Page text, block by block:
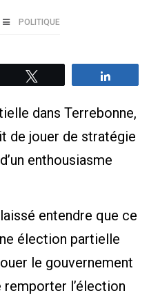
POLITIQUE
dans Terrebonne,
de jouer de stratégie
enthousiasme
entendre que ce
élection partielle
le gouvernement
remporter l’élection